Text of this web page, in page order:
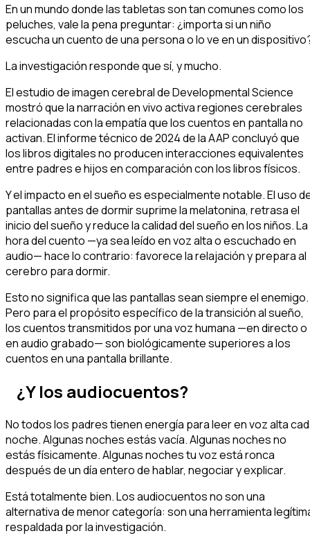
En un mundo donde las tabletas son tan comunes como los
peluches, vale la pena preguntar: ¿importa si un niño
escucha un cuento de una persona o lo ve en un
La investigación responde que sí, y mucho.
El estudio de imagen cerebral deDevelopmental Science
mostró que la narración en vivo activa regiones cerebrales
relacionadas con la empatía que los cuentos en pantalla no
activan. El informe técnico de 2024 de la AAP concluyó que
los libros digitales no producen interacciones equivalentes
entre padres e hijos en comparación con los libros físicos.
Y el impacto en el sueño es especialmente notable. El uso
pantallas antes de dormir suprime la melatonina, retrasa el
inicio del sueño y reduce la calidad del sueño en los niños. La
hora del cuento —ya sea leído en voz alta o escuchado en
audio— hace lo contrario: favorece la relajación y prepara al
cerebro para dormir.
Esto no significa que las pantallas sean siempre el enemigo.
Pero para el propósito específico de la transición al sueño,
los cuentos transmitidos por una voz humana —en directo o
en audio grabado— son biológicamente superiores a los
cuentos en una pantalla brillante.
¿Y los audiocuentos?
No todos los padres tienen energía para leer en voz alta
noche. Algunas noches estás vacía. Algunas noches no
estás físicamente. Algunas noches tu voz está ronca
después de un día entero de hablar, negociar y explicar.
Está totalmente bien. Los audiocuentos no son una
alternativa de menor categoría: son una herramienta
respaldada por la investigación.